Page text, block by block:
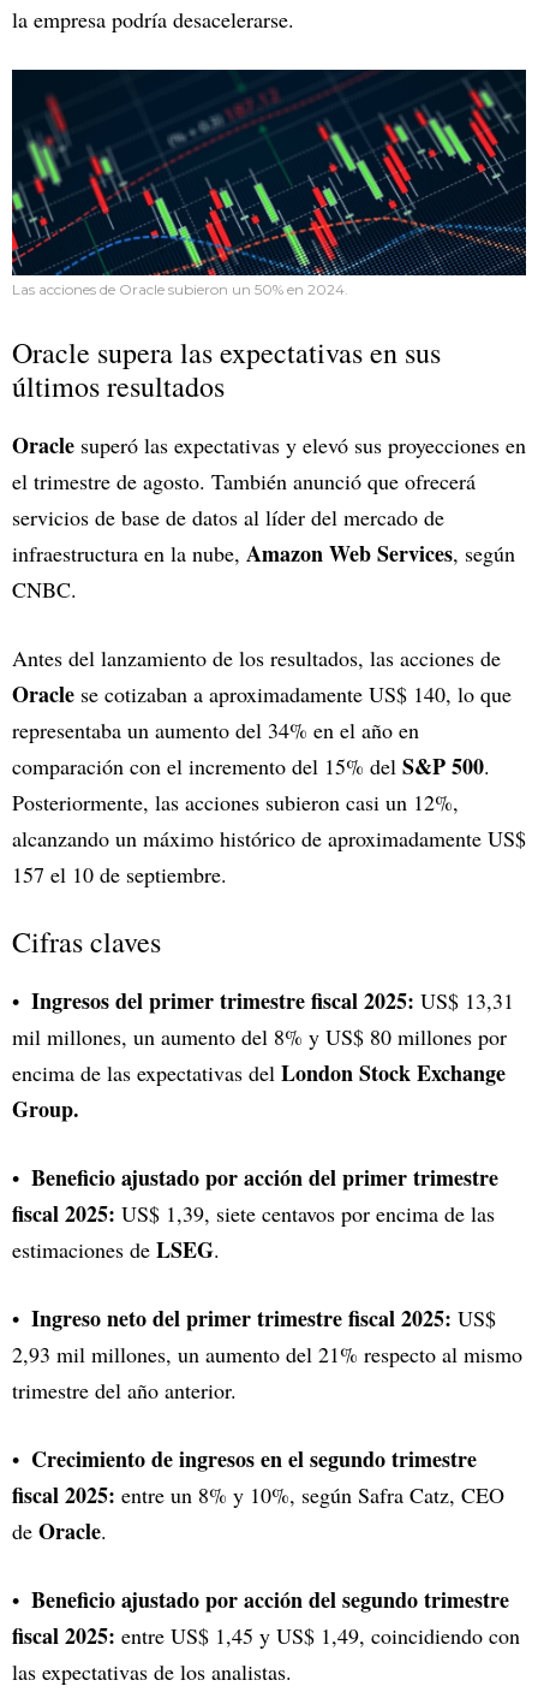
la empresa podría desacelerarse.
Las acciones de Oracle subieron un 50% en 2024.
Oracle supera las expectativas en sus
últimos resultados
Oracle superó las expectativas y elevó sus proyecciones en
el trimestre de agosto. También anunció que ofrecerá
servicios de base de datos al líder del mercado de
infraestructura en la nube, Amazon Web Services, según
CNBC.
Antes del lanzamiento de los resultados, las acciones de
Oracle se cotizaban a aproximadamente US$ 140, lo que
representaba un aumento del 34% en el año en
comparación con el incremento del 15% del S&P 500.
Posteriormente, las acciones subieron casi un 12%,
alcanzando un máximo histórico de aproximadamente US$
157 el 10 de septiembre.
Cifras claves
Ingresos del primer trimestre fiscal 2025: US$ 13,31
mil millones, un aumento del 8% y US$ 80 millones por
encima de las expectativas del London Stock Exchange
Group.
Beneficio ajustado por acción del primer trimestre
fiscal 2025: US$ 1,39, siete centavos por encima de las
estimaciones de LSEG.
Ingreso neto del primer trimestre fiscal 2025: US$
2,93 mil millones, un aumento del 21% respecto al mismo
trimestre del año anterior.
Crecimiento de ingresos en el segundo trimestre
fiscal 2025: entre un 8% y 10%, según Safra Catz, CEO
de Oracle.
Beneficio ajustado por acción del segundo trimestre
fiscal 2025: entre US$ 1,45 y US$ 1,49, coincidiendo con
las expectativas de los analistas.